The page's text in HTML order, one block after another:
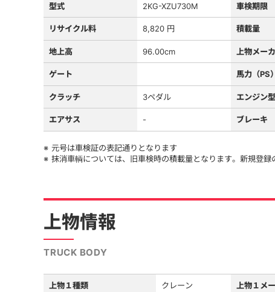
型式 2KG-XZU730M 車検期限
リサイクル料 8,820 円 積載量
地上高 96.00cm 上物メー
ゲート 馬力（PS）
クラッチ 3ペダル エンジン
エアサス - ブレーキ
元号は車検証の表記通りとなります
抹消車輌については、旧車検時の積載量となります。新規登
上物情報
TRUCK BODY
上物１種類 クレーン 上物１メ